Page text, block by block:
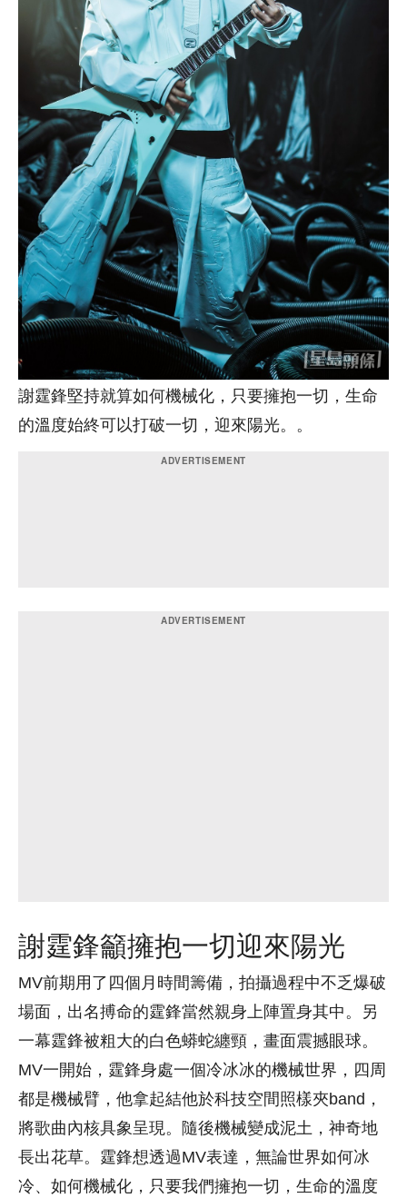
謝霆鋒堅持就算如何機械化，只要擁抱一切，生命
的溫度始終可以打破一切，迎來陽光。。
謝霆鋒籲擁抱一切迎來陽光
MV前期用了四個月時間籌備，拍攝過程中不乏爆破
場面，出名搏命的霆鋒當然親身上陣置身其中。另
一幕霆鋒被粗大的白色蟒蛇纏頸，畫面震撼眼球。
MV一開始，霆鋒身處一個冷冰冰的機械世界，四周
都是機械臂，他拿起結他於科技空間照樣夾band，
將歌曲內核具象呈現。隨後機械變成泥土，神奇地
長出花草。霆鋒想透過MV表達，無論世界如何冰
冷、如何機械化，只要我們擁抱一切，生命的溫度